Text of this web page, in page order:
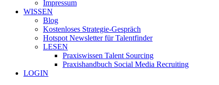
Impressum
WISSEN
Blog
Kostenloses Strategie-Gespräch
Hotspot Newsletter für Talentfinder
LESEN
Praxiswissen Talent Sourcing
Praxishandbuch Social Media Recruiting
LOGIN